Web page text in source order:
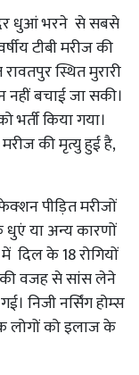
धुआं भरने से सबसे
टीबी मरीज की
स्थित मुरारी
बचाई जा सकी।
भर्ती किया गया।
की मृत्यु हुई है,
पीड़ित मरीजों
धुएं या अन्य कारणों
दिल के 18 रोगियों
की वजह से सांस लेने
निजी नर्सिंग होम्स
लोगों को इलाज के